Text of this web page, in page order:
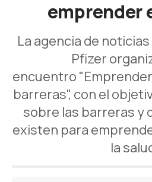
emprender
La agencia de
Pfizer
encuentro
barreras", con el
sobre las barreras y
existen para
la